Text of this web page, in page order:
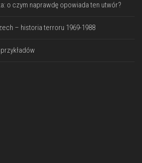
o czym naprawdę opowiada ten utwór?
– historia terroru 1969-1988